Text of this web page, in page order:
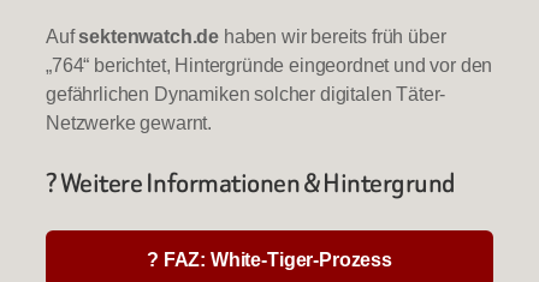
Aufsektenwatch.de haben wir bereits früh über
„764“ berichtet, Hintergründe eingeordnet und vor den
gefährlichen Dynamiken solcher digitalen Täter-
Netzwerke gewarnt.
? Weitere Informationen & Hintergrund
? FAZ: White-Tiger-Prozess